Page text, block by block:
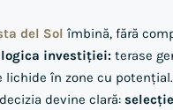
del Sol îmbină, fără
investiției: terase
lichide în zone cu
decizia devine clară: